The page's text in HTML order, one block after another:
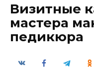
Визитные
мастера
педикюра